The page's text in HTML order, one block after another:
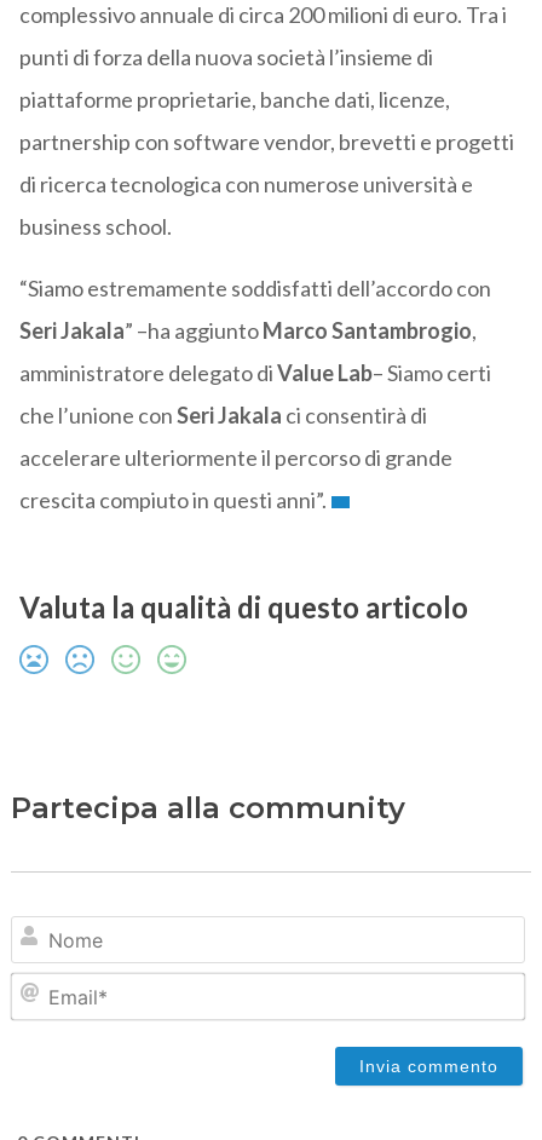
complessivo annuale di circa 200 milioni di euro. Tra i
punti di forza della nuova società l’insieme di
piattaforme proprietarie, banche dati, licenze,
partnership con software vendor, brevetti e progetti
di ricerca tecnologica con numerose università e
business school.
“Siamo estremamente soddisfatti dell’accordo con
SeriJakala” –ha aggiuntoMarcoSantambrogio,
amministratore delegato diValue Lab– Siamo certi
che l’unione conSeriJakala ci consentirà di
accelerare ulteriormente il percorso di grande
crescita compiuto in questi anni”.
Valuta la qualità di questo articolo
Partecipa alla community